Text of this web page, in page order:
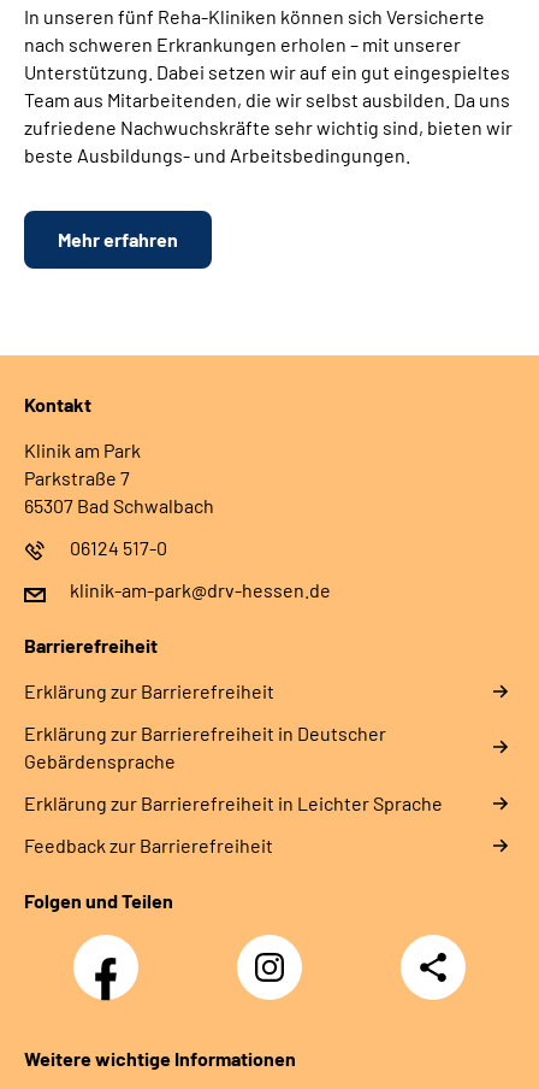
In unseren fünf Reha-Kliniken können sich Versicherte
nach schweren Erkrankungen erholen – mit unserer
Unterstützung. Dabei setzen wir auf ein gut eingespieltes
Team aus Mitarbeitenden, die wir selbst ausbilden. Da uns
zufriedene Nachwuchskräfte sehr wichtig sind, bieten wir
beste Ausbildungs- und Arbeitsbedingungen.
Mehr erfahren
Kontakt
Klinik am Park
Parkstraße 7
65307 Bad Schwalbach
06124 517-0
klinik-am-park@drv-hessen.de
Barrierefreiheit
Erklärung zur Barrierefreiheit
Erklärung zur Barrierefreiheit in Deutscher
Gebärdensprache
Erklärung zur Barrierefreiheit in Leichter Sprache
Feedback zur Barrierefreiheit
Folgen und Teilen
Facebook Instagram
Teilen
Weitere wichtige Informationen